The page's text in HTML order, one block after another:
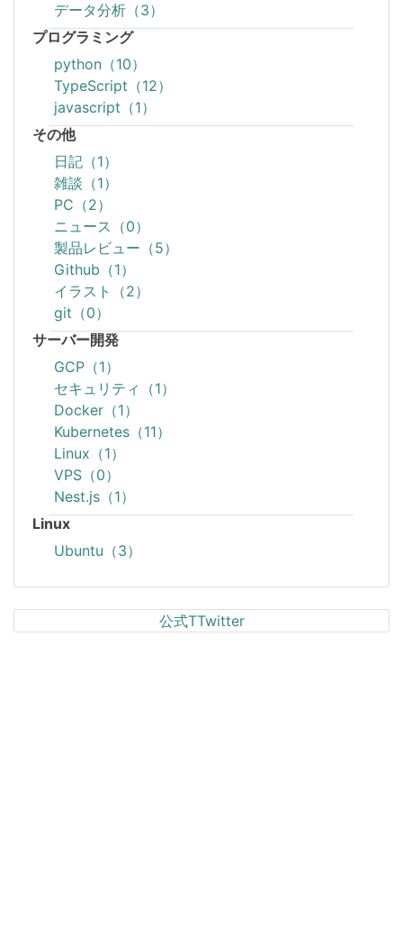
データ分析（3）
プログラミング
python（10）
TypeScript（12）
javascript（1）
その他
日記（1）
雑談（1）
PC（2）
ニュース（0）
製品レビュー（5）
Github（1）
イラスト（2）
git（0）
サーバー開発
GCP（1）
セキュリティ（1）
Docker（1）
Kubernetes（11）
Linux（1）
VPS（0）
Nest.js（1）
Linux
Ubuntu（3）
公式TTwitter